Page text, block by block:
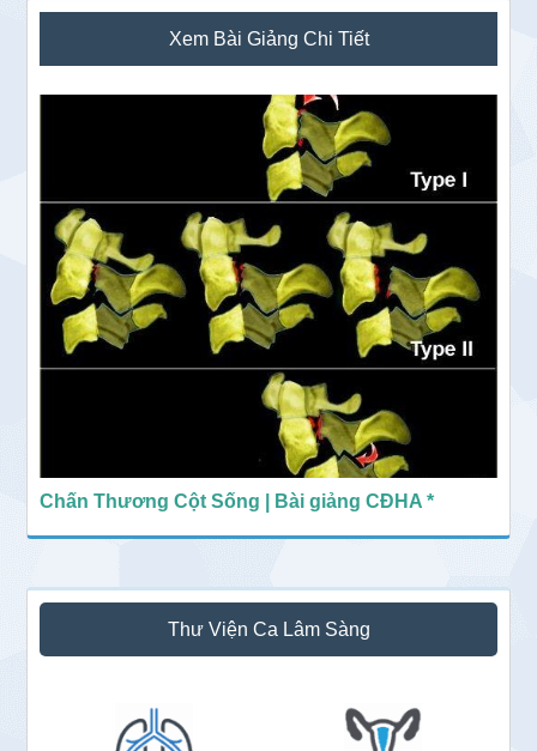
Sidebar
chính
Xem Bài Giảng Chi Tiết
Chấn Thương Cột Sống | Bài giảng CĐHA *
Thư Viện Ca Lâm Sàng